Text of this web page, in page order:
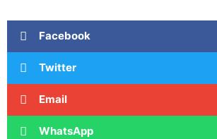
Facebook
Twitter
Email
WhatsApp